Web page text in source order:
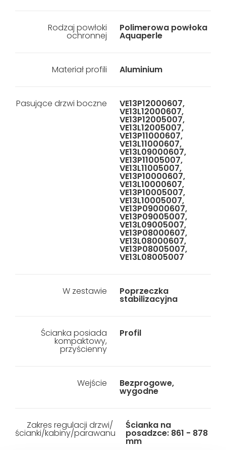
Rodzaj powłoki
ochronnej
Polimerowa powłoka
Aquaperle
Materiał profili Aluminium
Pasujące drzwi boczne VE13P12000607,
VE13L12000607,
VE13P12005007,
VE13L12005007,
VE13P11000607,
VE13L11000607,
VE13L09000607,
VE13P11005007,
VE13L11005007,
VE13P10000607,
VE13L10000607,
VE13P10005007,
VE13L10005007,
VE13P09000607,
VE13P09005007,
VE13L09005007,
VE13P08000607,
VE13L08000607,
VE13P08005007,
VE13L08005007
W zestawie Poprzeczka
stabilizacyjna
Ścianka posiada
kompaktowy,
przyścienny
Profil
Wejście Bezprogowe,
wygodne
Zakres regulacji drzwi/
ścianki/kabiny/parawanu
Ścianka na
posadzce: 861 - 878
mm